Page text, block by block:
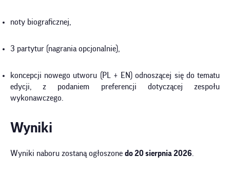
noty biograficznej,
3 partytur (nagrania opcjonalnie),
koncepcji nowego utworu (PL + EN) odnoszącej się do tematu
edycji, z podaniem preferencji dotyczącej zespołu
wykonawczego.
Wyniki
Wyniki naboru zostaną ogłoszone do 20 sierpnia 2026